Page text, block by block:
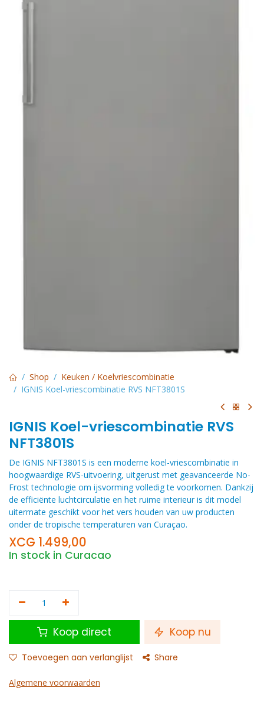
Shop
Keuken / Koelvriescombinatie
IGNIS Koel-vriescombinatie RVS NFT3801S
IGNIS Koel-vriescombinatie RVS
NFT3801S
De IGNIS NFT3801S is een moderne koel-vriescombinatie in
hoogwaardige RVS-uitvoering, uitgerust met geavanceerde No-
Frost technologie om ijsvorming volledig te voorkomen. Dankzij
de efficiënte luchtcirculatie en het ruime interieur is dit model
uitermate geschikt voor het vers houden van uw producten
onder de tropische temperaturen van Curaçao.
XCG 1.499,00
In stock in Curacao
Koop direct Koop nu
Toevoegen aan verlanglijst Share
Algemene voorwaarden